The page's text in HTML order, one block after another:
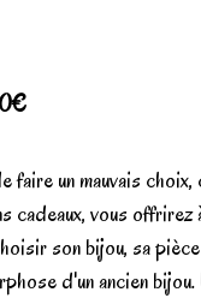
faire un mauvais choix,
cadeaux, vous offrirez
son bijou, sa
d'un ancien